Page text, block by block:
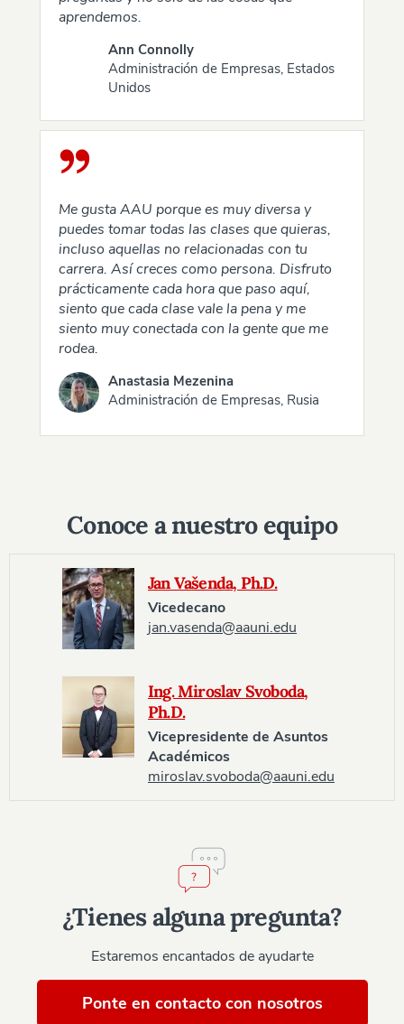
aprendemos.
Ann Connolly
Administración de Empresas, Estados
Unidos
Me gusta AAU porque es muy diversa y
puedes tomar todas las clases que quieras,
incluso aquellas no relacionadas con tu
carrera. Así creces como persona. Disfruto
prácticamente cada hora que paso aquí,
siento que cada clase vale la pena y me
siento muy conectada con la gente que me
rodea.
Anastasia Mezenina
Administración de Empresas, Rusia
Conoce a nuestro equipo
Jan Vašenda, Ph.D.
Vicedecano
jan.vasenda@aauni.edu
Ing. Miroslav Svoboda,
Ph.D.
Vicepresidente de Asuntos
Académicos
miroslav.svoboda@aauni.edu
¿Tienes alguna pregunta?
Estaremos encantados de ayudarte
Ponte en contacto con nosotros